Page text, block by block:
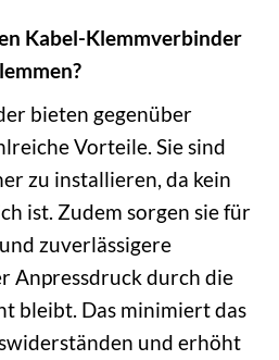
Kabel-Klemmverbinder
bieten gegenüber
Vorteile. Sie sind
zu installieren, da kein
ist. Zudem sorgen sie für
zuverlässigere
Anpressdruck durch die
bleibt. Das minimiert das
und erhöht